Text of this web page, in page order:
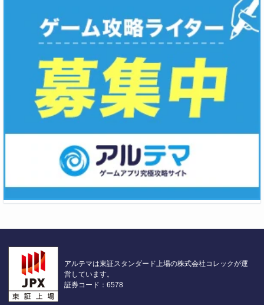
アルテマは東証スタンダード上場の株式会社コレックが運
営しています。
証券コード：6578